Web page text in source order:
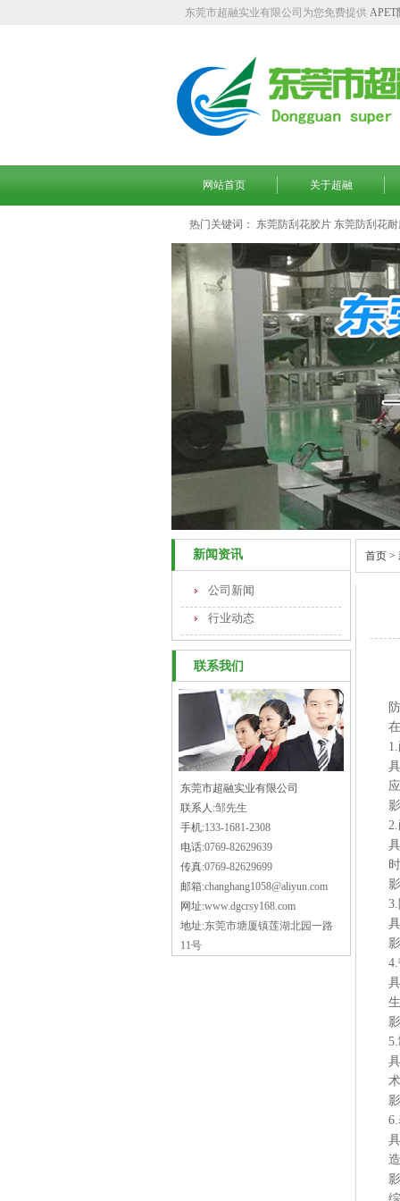
东莞市超融实业有限公司为您免费提供 APET
网站首页 关于超融
热门关键词： 东莞防刮花胶片 东莞防刮花
新闻资讯
公司新闻
行业动态
联系我们
东莞市超融实业有限公司
联系人:邹先生
手机:133-1681-2308
电话:0769-82629639
传真:0769-82629699
邮箱:changhang1058@aliyun.com
网址:www.dgcrsy168.com
地址:东莞市塘厦镇莲湖北园一路
11号
首页 >